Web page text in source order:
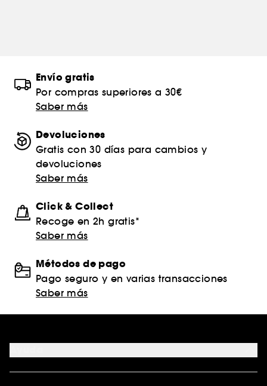
Envío gratis
Por compras superiores a 30€
Saber más
Devoluciones
Gratis con 30 días para cambios y
devoluciones
Saber más
Click & Collect
Recoge en 2h gratis*
Saber más
Métodos de pago
Pago seguro y en varias transacciones
Saber más
FAQ